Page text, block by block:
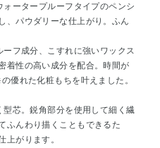
ータープルーフタイプのペンシ
、パウダリーな仕上がり。ふん
フ成分、こすれに強いワックス
着性の高い成分を配合。時間が
の優れた化粧もちを叶えました。
芯。鋭角部分を使用して細く繊
ふんわり描くこともできるた
上がります。